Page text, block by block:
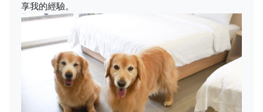
享我的經驗。